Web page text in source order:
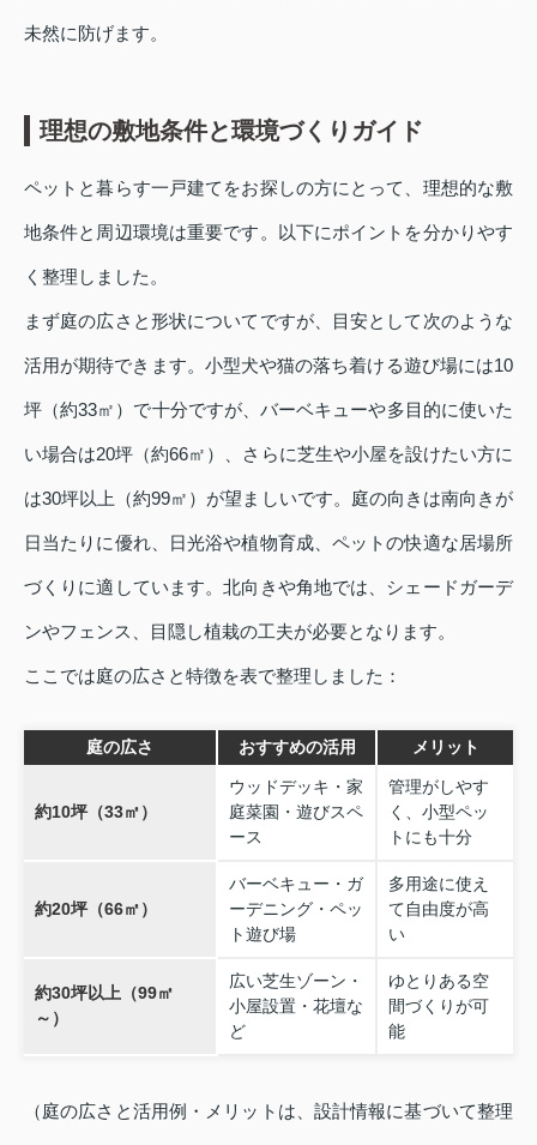
未然に防げます。
理想の敷地条件と環境づくりガイド
ペットと暮らす一戸建てをお探しの方にとって、理想的な敷
地条件と周辺環境は重要です。以下にポイントを分かりやす
く整理しました。
まず庭の広さと形状についてですが、目安として次のような
活用が期待できます。小型犬や猫の落ち着ける遊び場には10
坪（約33㎡）で十分ですが、バーベキューや多目的に使いた
い場合は20坪（約66㎡）、さらに芝生や小屋を設けたい方に
は30坪以上（約99㎡）が望ましいです。庭の向きは南向きが
日当たりに優れ、日光浴や植物育成、ペットの快適な居場所
づくりに適しています。北向きや角地では、シェードガーデ
ンやフェンス、目隠し植栽の工夫が必要となります。
ここでは庭の広さと特徴を表で整理しました：
庭の広さ おすすめの活用 メリット
約10坪（33㎡）
ウッドデッキ・家
庭菜園・遊びスペ
ース
管理がしやす
く、小型ペッ
トにも十分
約20坪（66㎡）
バーベキュー・ガ
ーデニング・ペッ
ト遊び場
多用途に使え
て自由度が高
い
約30坪以上（99㎡
～）
広い芝生ゾーン・
小屋設置・花壇な
ど
ゆとりある空
間づくりが可
能
（庭の広さと活用例・メリットは、設計情報に基づいて整理